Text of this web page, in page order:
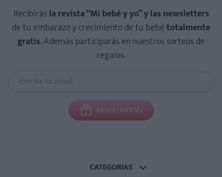
Recibirásla revista “Mi bebé y yo” y las newsletters
de tu embarazo y crecimiento de tu bebétotalmente
gratis. Además participarás en nuestros sorteos de
regalos.
REGISTRARME
CATEGORÍAS